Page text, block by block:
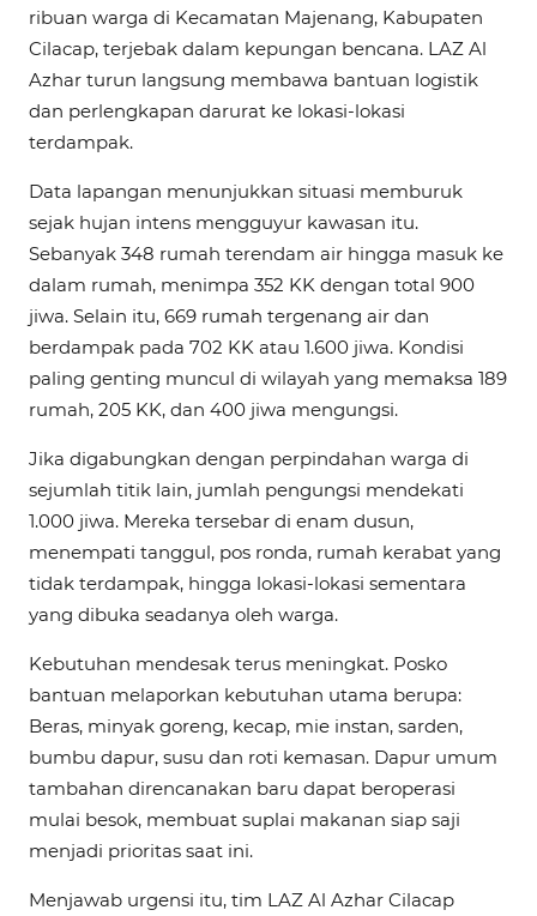
ribuan warga di Kecamatan Majenang, Kabupaten
Cilacap, terjebak dalam kepungan bencana. LAZ Al
Azhar turun langsung membawa bantuan logistik
dan perlengkapan darurat ke lokasi-lokasi
terdampak.
Data lapangan menunjukkan situasi memburuk
sejak hujan intens mengguyur kawasan itu.
Sebanyak 348 rumah terendam air hingga masuk ke
dalam rumah, menimpa 352 KK dengan total 900
jiwa. Selain itu, 669 rumah tergenang air dan
berdampak pada 702 KK atau 1.600 jiwa. Kondisi
paling genting muncul di wilayah yang memaksa 189
rumah, 205 KK, dan 400 jiwa mengungsi.
Jika digabungkan dengan perpindahan warga di
sejumlah titik lain, jumlah pengungsi mendekati
1.000 jiwa. Mereka tersebar di enam dusun,
menempati tanggul, pos ronda, rumah kerabat yang
tidak terdampak, hingga lokasi-lokasi sementara
yang dibuka seadanya oleh warga.
Kebutuhan mendesak terus meningkat. Posko
bantuan melaporkan kebutuhan utama berupa:
Beras, minyak goreng, kecap, mie instan, sarden,
bumbu dapur, susu dan roti kemasan. Dapur umum
tambahan direncanakan baru dapat beroperasi
mulai besok, membuat suplai makanan siap saji
menjadi prioritas saat ini.
Menjawab urgensi itu, tim LAZ Al Azhar Cilacap